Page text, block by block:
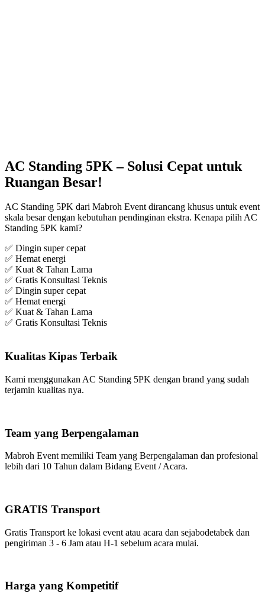
AC Standing 5PK – Solusi Cepat untuk
Ruangan Besar!
AC Standing 5PK dari Mabroh Event dirancang khusus untuk event
skala besar dengan kebutuhan pendinginan ekstra. Kenapa pilih AC
Standing 5PK kami?
✅ Dingin super cepat
✅ Hemat energi
✅ Kuat & Tahan Lama
✅ Gratis Konsultasi Teknis
✅ Dingin super cepat
✅ Hemat energi
✅ Kuat & Tahan Lama
✅ Gratis Konsultasi Teknis
Kualitas Kipas Terbaik
Kami menggunakan AC Standing 5PK dengan brand yang sudah
terjamin kualitas nya.
Team yang Berpengalaman
Mabroh Event memiliki Team yang Berpengalaman dan profesional
lebih dari 10 Tahun dalam Bidang Event / Acara.
GRATIS Transport
Gratis Transport ke lokasi event atau acara dan sejabodetabek dan
pengiriman 3 - 6 Jam atau H-1 sebelum acara mulai.
Harga yang Kompetitif